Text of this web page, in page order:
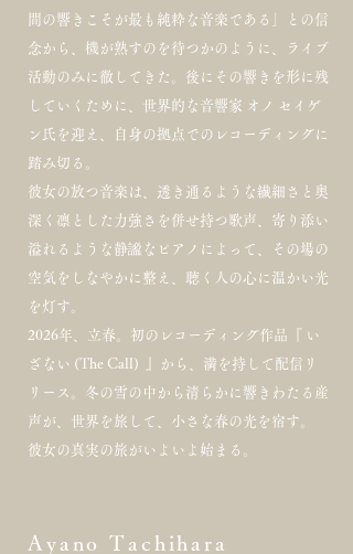
間の響きこそが最も純粋な音楽である」との信
念から、機が熟すのを待つかのように、ライブ
活動のみに徹してきた。後にその響きを形に残
していくために、世界的な音響家 オノ セイゲ
ン氏を迎え、自身の拠点でのレコーディングに
踏み切る。
彼女の放つ音楽は、透き通るような繊細さと奥
深く凛とした力強さを併せ持つ歌声、寄り添い
溢れるような静謐なピアノによって、その場の
空気をしなやかに整え、聴く人の心に温かい光
を灯す。
2026年、立春。初のレコーディング作品『 い
ざない (The Call) 』から、満を持して配信リ
リース。冬の雪の中から清らかに響きわたる産
声が、世界を旅して、小さな春の光を宿す。
彼女の真実の旅がいよいよ始まる。
Ayano Tachihara